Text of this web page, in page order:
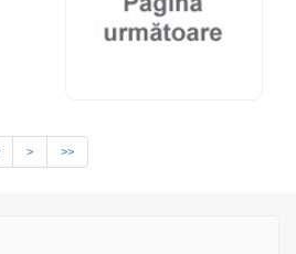
> >>